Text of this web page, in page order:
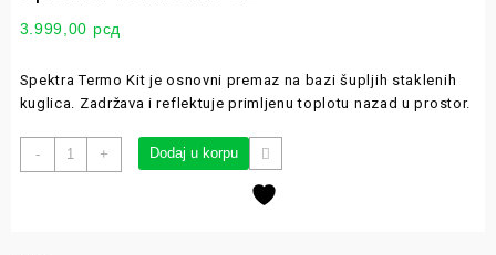
3.999,00 рсд
Spektra Termo Kit je osnovni premaz na bazi šupljih staklenih
kuglica. Zadržava i reflektuje primljenu toplotu nazad u prostor.
- + Dodaj u korpu